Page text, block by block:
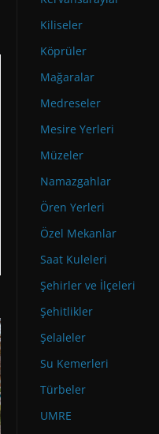
Kiliseler
Köprüler
Mağaralar
Medreseler
Mesire Yerleri
Müzeler
Namazgahlar
Ören Yerleri
Özel Mekanlar
Saat Kuleleri
Şehirler ve İlçeleri
Şehitlikler
Şelaleler
Su Kemerleri
Türbeler
UMRE